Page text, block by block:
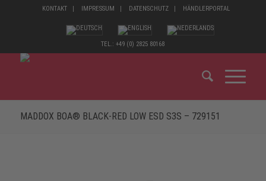
KONTAKT IMPRESSUM DATENSCHUTZ HÄNDLERPORTAL
TEL.: +49 (0) 2825 80168
MADDOX BOA® BLACK-RED LOW ESD S3S – 729151